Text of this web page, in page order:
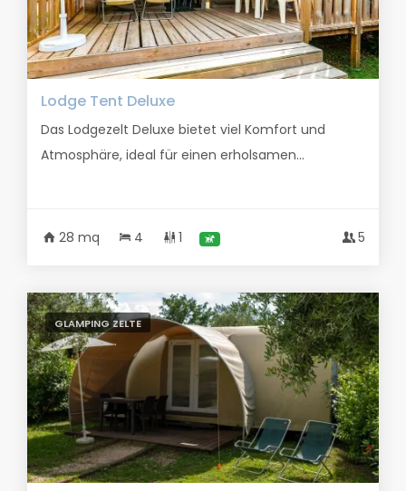
Lodge Tent Deluxe
Das Lodgezelt Deluxe bietet viel Komfort und
Atmosphäre, ideal für einen erholsamen...
28 mq 4 1 5
GLAMPING ZELTE